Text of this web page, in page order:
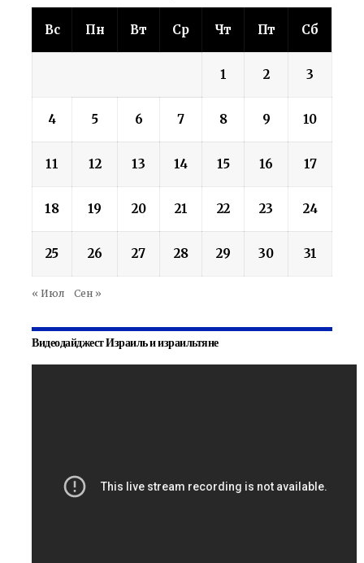
Вс Пн Вт Ср Чт Пт Сб
1 2 3
4 5 6 7 8 9 10
11 12 13 14 15 16 17
18 19 20 21 22 23 24
25 26 27 28 29 30 31
« Июл Сен »
Видеодайджест Израиль и израильтяне